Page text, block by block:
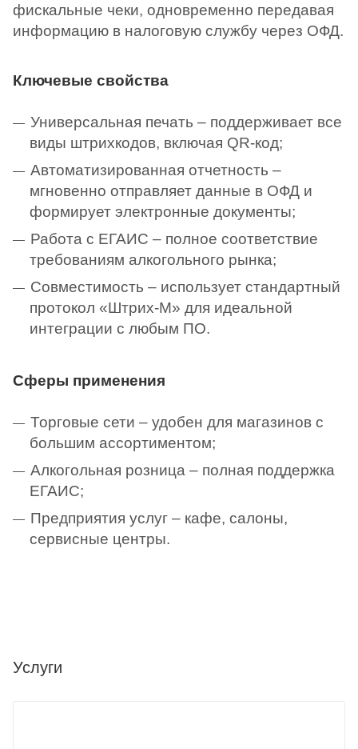
фискальные чеки, одновременно передавая
информацию в налоговую службу через ОФД.
Ключевые свойства
Универсальная печать – поддерживает все
виды штрихкодов, включая QR-код;
Автоматизированная отчетность –
мгновенно отправляет данные в ОФД и
формирует электронные документы;
Работа с ЕГАИС – полное соответствие
требованиям алкогольного рынка;
Совместимость – использует стандартный
протокол «Штрих-М» для идеальной
интеграции с любым ПО.
Сферы применения
Торговые сети – удобен для магазинов с
большим ассортиментом;
Алкогольная розница – полная поддержка
ЕГАИС;
Предприятия услуг – кафе, салоны,
сервисные центры.
Услуги